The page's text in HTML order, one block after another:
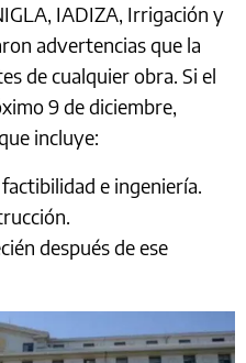
IADIZA, Irrigación y
advertencias que la
de cualquier obra. Si el
9 de diciembre,
incluye:
e ingeniería.
después de ese